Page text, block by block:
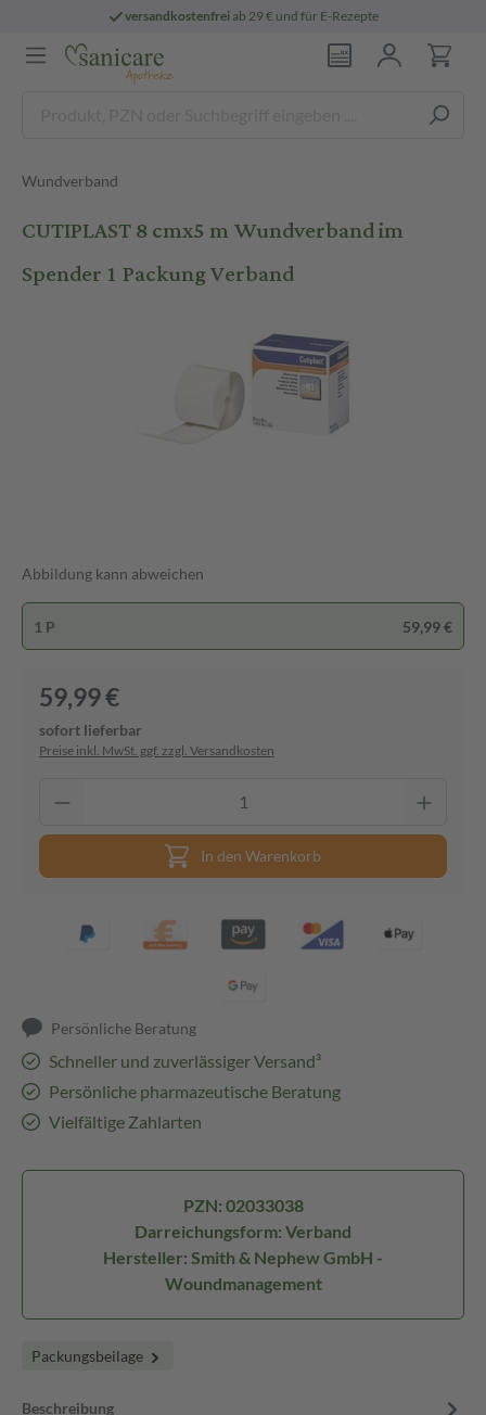
versandkostenfreiab 29 € und für E-Rezepte
Wundverband
CUTIPLAST 8 cmx5 m Wundverband im
Spender 1 Packung Verband
Abbildung kann abweichen
1 P 59,99 €
59,99 €
sofort lieferbar
Preise inkl. MwSt. ggf. zzgl. Versandkosten
In den Warenkorb
Persönliche Beratung
Schneller und zuverlässiger Versand³
Persönliche pharmazeutische Beratung
Vielfältige Zahlarten
PZN: 02033038
Darreichungsform: Verband
Hersteller: Smith & Nephew GmbH -
Woundmanagement
Packungsbeilage
Beschreibung